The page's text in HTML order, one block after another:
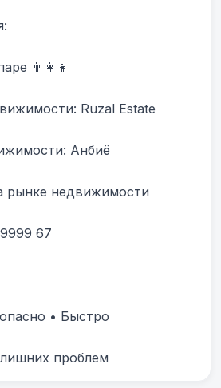
👨‍👩‍👧
Ruzal Estate
Анбиë
рынке недвижимости
67
• Быстро
лишних проблем